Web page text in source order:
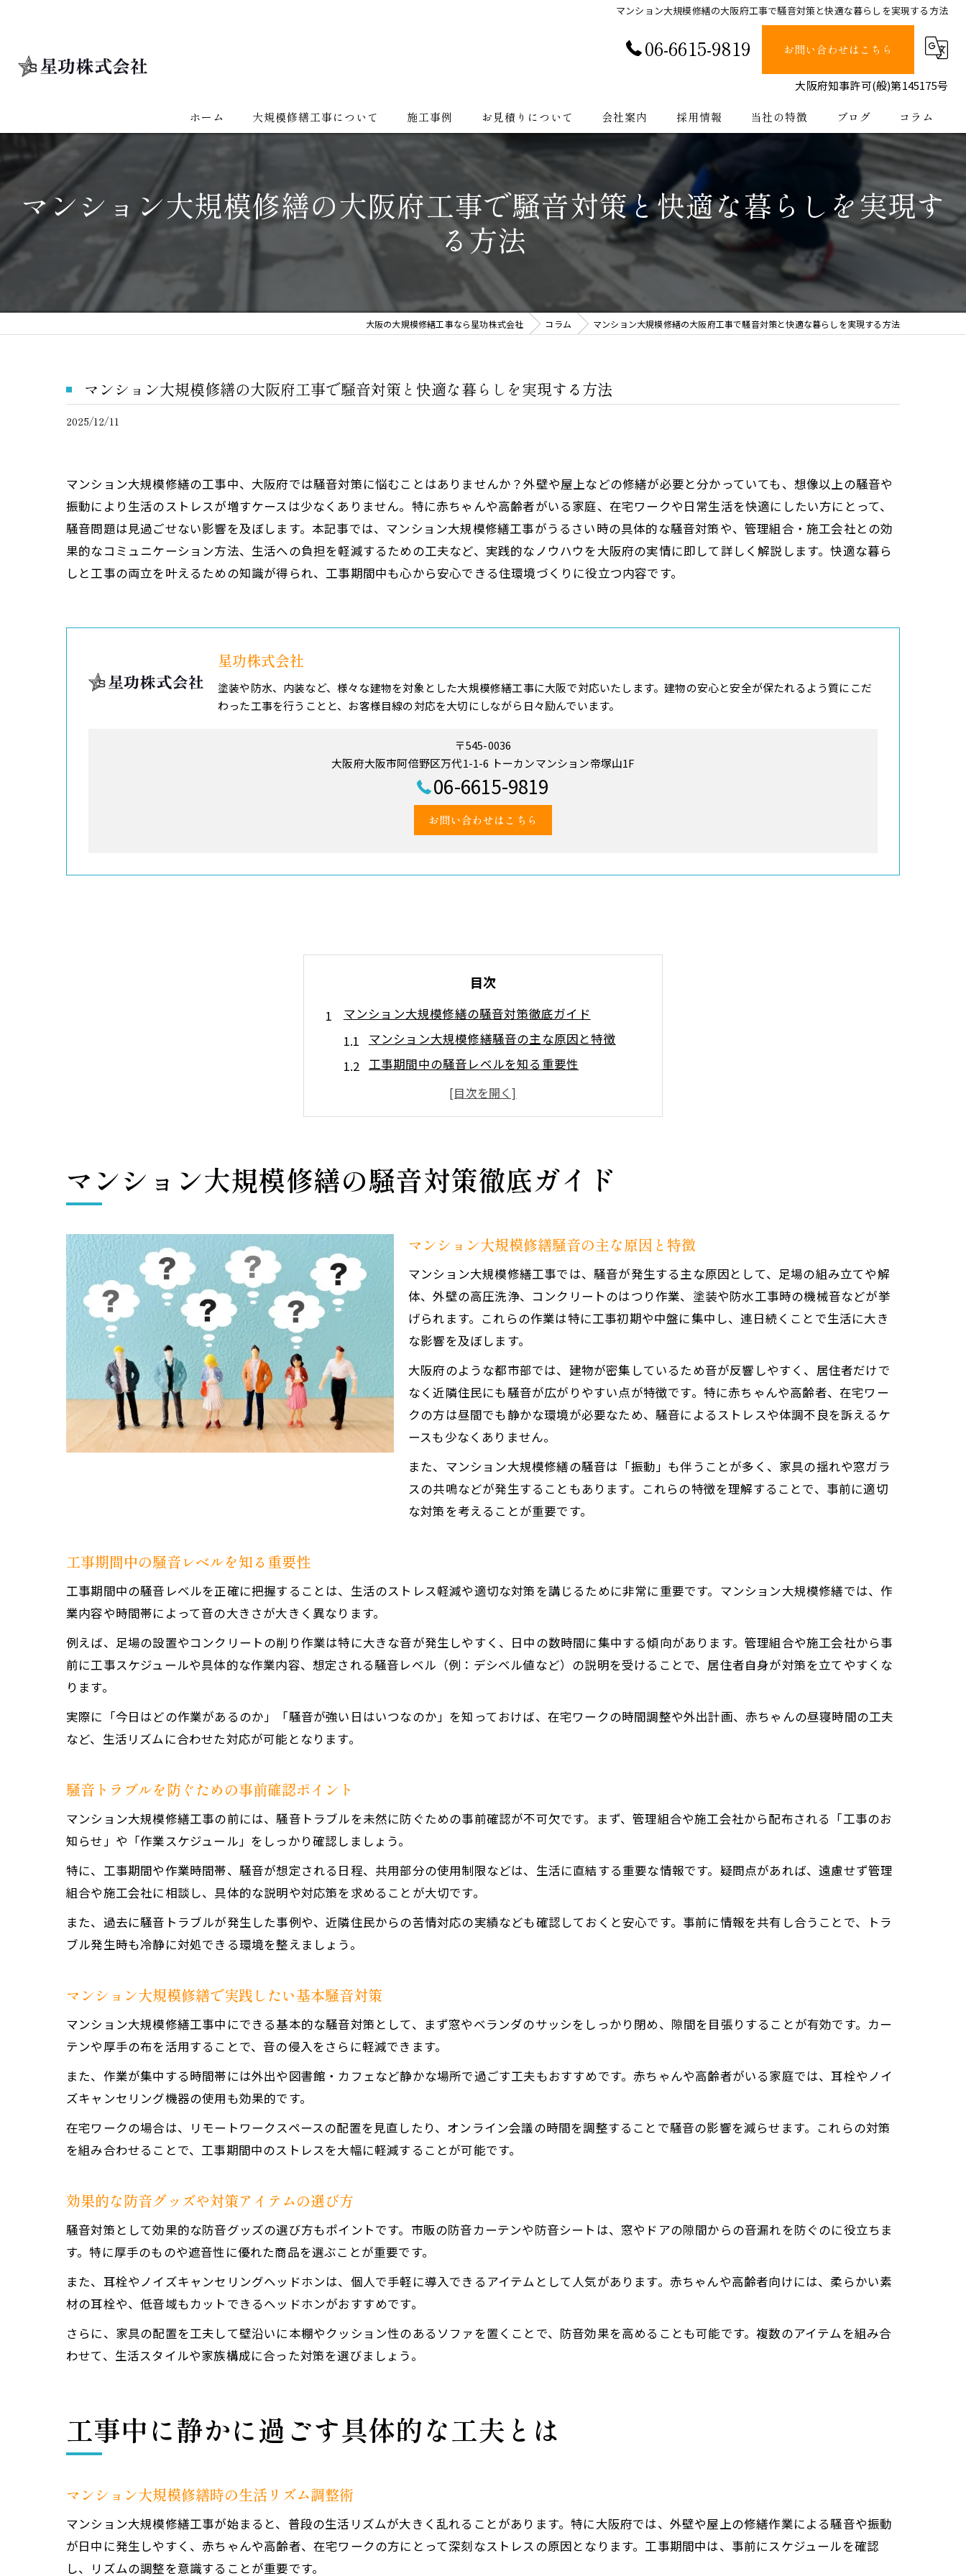
マンション大規模修繕の大阪府工事で騒音対策と快適な暮らしを実現する方法
06-6615-9819 お問い合わせはこちら
大阪府知事許可(般)第145175号
ホーム 大規模修繕工事について 施工事例 お見積りについて 会社案内 採用情報 当社の特徴
止水
防水
内装
公共工事
ブログ コラム
マンション大規模修繕の大阪府工事で騒音対策と快適な暮らしを実現す
る方法
大阪の大規模修繕工事なら星功株式会社 コラム マンション大規模修繕の大阪府工事で騒音対策と快適な暮らしを実現する方法
マンション大規模修繕の大阪府工事で騒音対策と快適な暮らしを実現する方法
2025/12/11
マンション大規模修繕の工事中、大阪府では騒音対策に悩むことはありませんか？外壁や屋上などの修繕が必要と分かっていても、想像以上の騒音や
振動により生活のストレスが増すケースは少なくありません。特に赤ちゃんや高齢者がいる家庭、在宅ワークや日常生活を快適にしたい方にとって、
騒音問題は見過ごせない影響を及ぼします。本記事では、マンション大規模修繕工事がうるさい時の具体的な騒音対策や、管理組合・施工会社との効
果的なコミュニケーション方法、生活への負担を軽減するための工夫など、実践的なノウハウを大阪府の実情に即して詳しく解説します。快適な暮ら
しと工事の両立を叶えるための知識が得られ、工事期間中も心から安心できる住環境づくりに役立つ内容です。
星功株式会社
塗装や防水、内装など、様々な建物を対象とした大規模修繕工事に大阪で対応いたします。建物の安心と安全が保たれるよう質にこだ
わった工事を行うことと、お客様目線の対応を大切にしながら日々励んでいます。
〒545-0036
大阪府大阪市阿倍野区万代1-1-6 トーカンマンション帝塚山1F
06-6615-9819
お問い合わせはこちら
目次
マンション大規模修繕の騒音対策徹底ガイド
マンション大規模修繕騒音の主な原因と特徴
工事期間中の騒音レベルを知る重要性
騒音トラブルを防ぐための事前確認ポイント
マンション大規模修繕で実践したい基本騒音対策
工事中に静かに過ごす具体的な工夫とは
マンション大規模修繕時の生活リズム調整術
在宅ワーク時の騒音対策と集中力維持法
工事のうるさい時間帯を避ける外出計画
家族で協力して乗り切る騒音ストレス解消法
大阪府の修繕工事で快適生活を守るヒント
マンション大規模修繕時の大阪府特有の注意点
快適な暮らしを保つための事前準備のコツ
地域の情報共有でトラブルを未然に防ぐ方法
大阪府の住民目線での騒音対策体験談
工事担当者との円滑なコミュニケーション術
騒音が気になるなら実践したい暮らしの知恵
マンション大規模修繕騒音に強い住まい方を伝授
簡単にできる室内防音アレンジのポイント
家族間でのストレスケアと相談の重要性
赤ちゃんや高齢者に配慮した騒音軽減方法を紹介
マンション大規模修繕で赤ちゃんを守る工夫
高齢者の健康を考えた騒音対策の実践例
体調不良を防ぐための室内環境調整ポイント
ストレスを溜めない日々の過ごし方の工夫
音や振動が与える心身への影響を知る
不安や悩みを相談できる環境づくりの重要性
マンション住民同士の支え合いが大切な理由
マンション大規模修繕の騒音対策徹底ガイド
マンション大規模修繕騒音の主な原因と特徴
マンション大規模修繕工事では、騒音が発生する主な原因として、足場の組み立てや解
体、外壁の高圧洗浄、コンクリートのはつり作業、塗装や防水工事時の機械音などが挙
げられます。これらの作業は特に工事初期や中盤に集中し、連日続くことで生活に大き
な影響を及ぼします。
大阪府のような都市部では、建物が密集しているため音が反響しやすく、居住者だけで
なく近隣住民にも騒音が広がりやすい点が特徴です。特に赤ちゃんや高齢者、在宅ワー
クの方は昼間でも静かな環境が必要なため、騒音によるストレスや体調不良を訴えるケ
ースも少なくありません。
また、マンション大規模修繕の騒音は「振動」も伴うことが多く、家具の揺れや窓ガラ
スの共鳴などが発生することもあります。これらの特徴を理解することで、事前に適切
な対策を考えることが重要です。
工事期間中の騒音レベルを知る重要性
工事期間中の騒音レベルを正確に把握することは、生活のストレス軽減や適切な対策を講じるために非常に重要です。マンション大規模修繕では、作
業内容や時間帯によって音の大きさが大きく異なります。
例えば、足場の設置やコンクリートの削り作業は特に大きな音が発生しやすく、日中の数時間に集中する傾向があります。管理組合や施工会社から事
前に工事スケジュールや具体的な作業内容、想定される騒音レベル（例：デシベル値など）の説明を受けることで、居住者自身が対策を立てやすくな
ります。
実際に「今日はどの作業があるのか」「騒音が強い日はいつなのか」を知っておけば、在宅ワークの時間調整や外出計画、赤ちゃんの昼寝時間の工夫
など、生活リズムに合わせた対応が可能となります。
騒音トラブルを防ぐための事前確認ポイント
マンション大規模修繕工事の前には、騒音トラブルを未然に防ぐための事前確認が不可欠です。まず、管理組合や施工会社から配布される「工事のお
知らせ」や「作業スケジュール」をしっかり確認しましょう。
特に、工事期間や作業時間帯、騒音が想定される日程、共用部分の使用制限などは、生活に直結する重要な情報です。疑問点があれば、遠慮せず管理
組合や施工会社に相談し、具体的な説明や対応策を求めることが大切です。
また、過去に騒音トラブルが発生した事例や、近隣住民からの苦情対応の実績なども確認しておくと安心です。事前に情報を共有し合うことで、トラ
ブル発生時も冷静に対処できる環境を整えましょう。
マンション大規模修繕で実践したい基本騒音対策
マンション大規模修繕工事中にできる基本的な騒音対策として、まず窓やベランダのサッシをしっかり閉め、隙間を目張りすることが有効です。カー
テンや厚手の布を活用することで、音の侵入をさらに軽減できます。
また、作業が集中する時間帯には外出や図書館・カフェなど静かな場所で過ごす工夫もおすすめです。赤ちゃんや高齢者がいる家庭では、耳栓やノイ
ズキャンセリング機器の使用も効果的です。
在宅ワークの場合は、リモートワークスペースの配置を見直したり、オンライン会議の時間を調整することで騒音の影響を減らせます。これらの対策
を組み合わせることで、工事期間中のストレスを大幅に軽減することが可能です。
効果的な防音グッズや対策アイテムの選び方
騒音対策として効果的な防音グッズの選び方もポイントです。市販の防音カーテンや防音シートは、窓やドアの隙間からの音漏れを防ぐのに役立ちま
す。特に厚手のものや遮音性に優れた商品を選ぶことが重要です。
また、耳栓やノイズキャンセリングヘッドホンは、個人で手軽に導入できるアイテムとして人気があります。赤ちゃんや高齢者向けには、柔らかい素
材の耳栓や、低音域もカットできるヘッドホンがおすすめです。
さらに、家具の配置を工夫して壁沿いに本棚やクッション性のあるソファを置くことで、防音効果を高めることも可能です。複数のアイテムを組み合
わせて、生活スタイルや家族構成に合った対策を選びましょう。
工事中に静かに過ごす具体的な工夫とは
マンション大規模修繕時の生活リズム調整術
マンション大規模修繕工事が始まると、普段の生活リズムが大きく乱れることがあります。特に大阪府では、外壁や屋上の修繕作業による騒音や振動
が日中に発生しやすく、赤ちゃんや高齢者、在宅ワークの方にとって深刻なストレスの原因となります。工事期間中は、事前にスケジュールを確認
し、リズムの調整を意識することが重要です。